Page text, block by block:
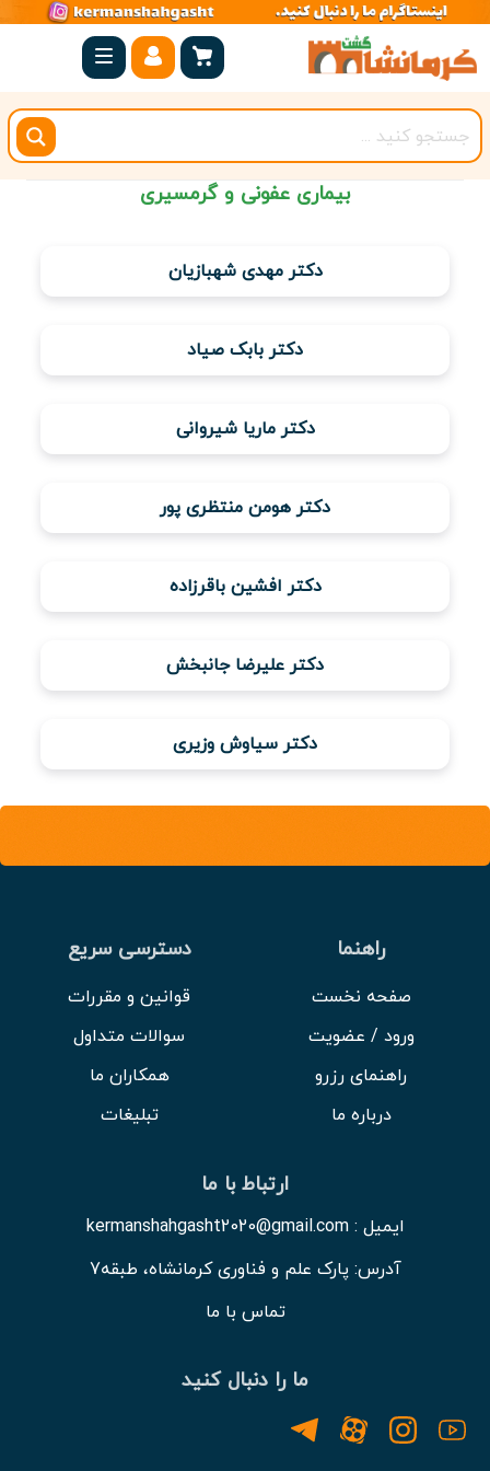
صفحه
اصلی
کرمانشاه
هدف
بیماری عفونی و گرمسیری
دکتر مهدی شهبازیان
دکتر بابک صیاد
دکتر ماریا شیروانی
دکتر هومن منتظری پور
دکتر افشین باقرزاده
دکتر علیرضا جانبخش
دکتر سیاوش وزیری
راهنما
صفحه نخست
ورود / عضویت
راهنمای رزرو
درباره ما
دسترسی سریع
قوانین و مقررات
سوالات متداول
همکاران ما
تبلیغات
ارتباط با ما
ایمیل : kermanshahgasht2020@gmail.com
آدرس: پارک علم و فناوری کرمانشاه، طبقه7
تماس با ما
ما را دنبال کنید